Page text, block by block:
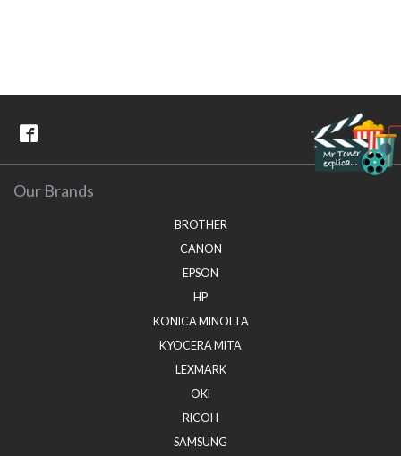
Our Brands
BROTHER
CANON
EPSON
HP
KONICA MINOLTA
KYOCERA MITA
LEXMARK
OKI
RICOH
SAMSUNG